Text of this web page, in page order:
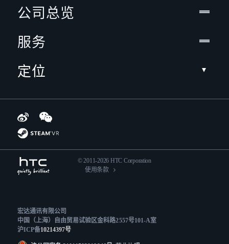
公司总览
服务
定位
© 2011-2026 HTC Corporation
使用条款
宏达通讯有限公司
中国（上海）自由贸易试验区金科路2557号101-A室
沪ICP备10214397号